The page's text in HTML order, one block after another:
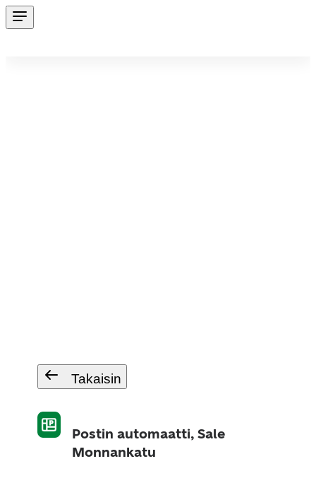
Takaisin
Postin automaatti, Sale
Monnankatu